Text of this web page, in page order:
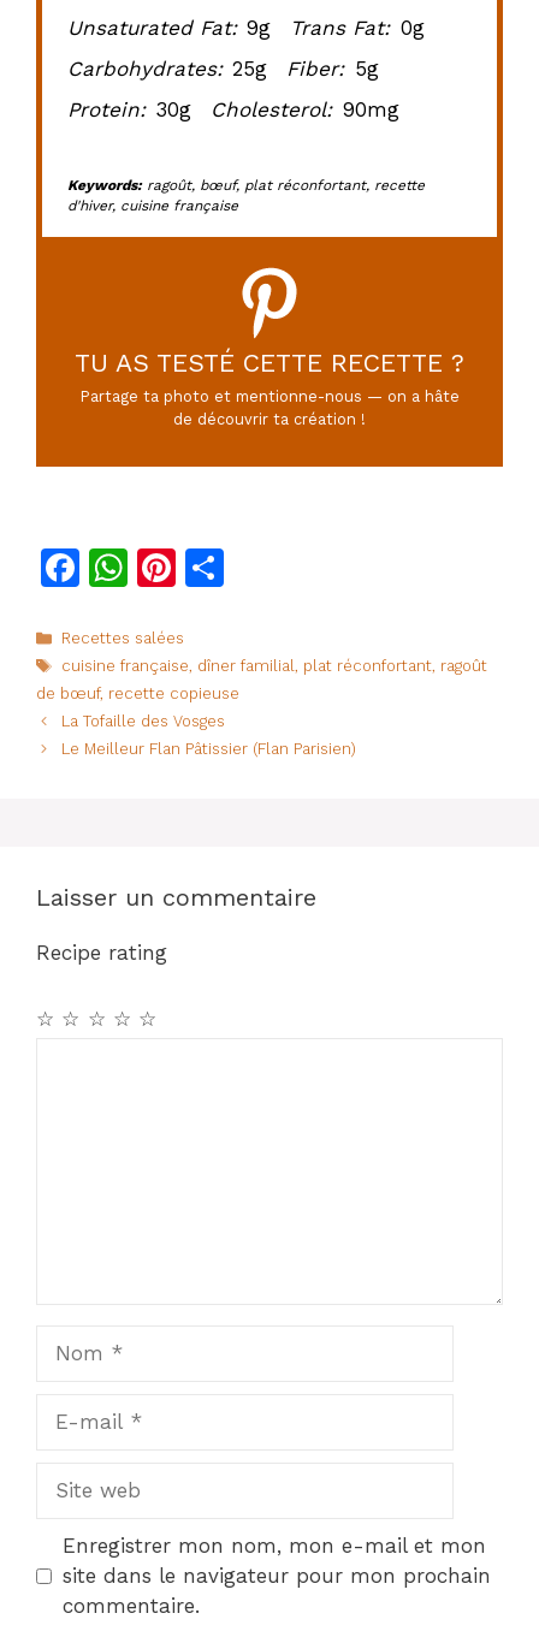
Unsaturated Fat: 9g Trans Fat: 0g
Carbohydrates: 25g Fiber: 5g
Protein: 30g Cholesterol: 90mg
Keywords:ragoût, bœuf, plat réconfortant, recette
d'hiver, cuisine française
TU AS TESTÉ CETTE RECETTE ?
Partage ta photo et mentionne-nous — on a hâte
de découvrir ta création !
F
c
e
b
o
W
at
s
A
p
Pi
te
re
st
g
Catégories
Recettes salées
Étiquettes
cuisine française, dîner familial, plat réconfortant, ragoût
de bœuf, recette copieuse
La Tofaille des Vosges
Le Meilleur Flan Pâtissier (Flan Parisien)
Laisser un commentaire
Recipe rating
☆
☆
☆
☆
☆
mail
web
Enregistrer mon nom, mon e-mail et mon
site dans le navigateur pour mon prochain
commentaire.